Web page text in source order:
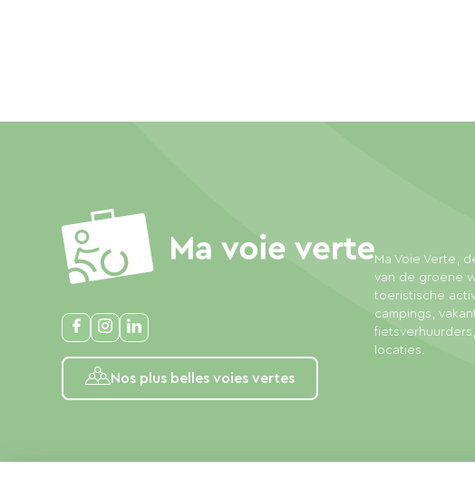
Nos plus belles voies vertes
Ma Voie Verte,
van de groene
toeristische
campings,
locaties.